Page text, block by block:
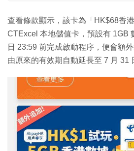
查看條款顯示，該卡為「HK$68香
CTExcel 本地儲值卡，預設有 1GB
日 23:59 前完成啟動程序，便會額
由原來的有效期自動延長至 7 月 31